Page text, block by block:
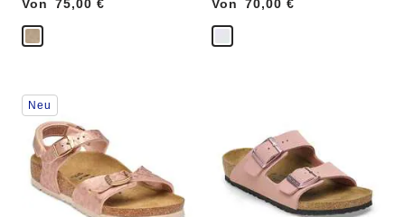
Von
Price:75,00 €
Von
Price:70,00 €
Durch
Anklicken
Farben
werden
die
Produktbilder
aktualisiert.
Neu
werden
die
Produktbilder
aktualisiert.